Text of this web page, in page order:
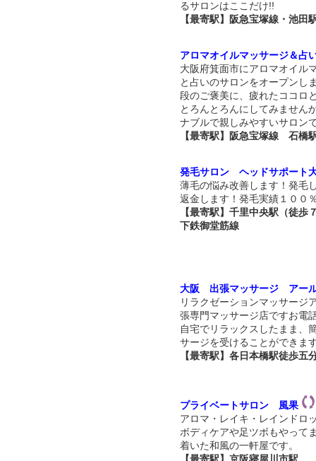
るサロンはここだけ!!
【最寄駅】阪急宝塚線・池田
アロマオイルマッサージ＆占
大阪府箕面市にアロマオイル
と占いのサロンをオープンし
段のご褒美に、疲れたココロ
とろんとろんにしてみません
ナブルで親しみやすいサロン
【最寄駅】阪急宝塚線 石橋
発毛サロン ヘッドサポート
薄毛の悩み改善します！発毛
返金します！発毛実績１００
【最寄駅】千里中央駅（徒歩
下鉄御堂筋線
大阪 出張マッサージ アー
リラクゼーションマッサージ
張専門マッサージ店ですお電
自宅でリラックスしたまま、
サージを受けることができま
【最寄駅】各日本橋駅徒歩五
プライベートサロン 風果
アロマ・レイキ・レインドロ
ボディケアや足ツボもやって
着いた和風の一軒屋です。